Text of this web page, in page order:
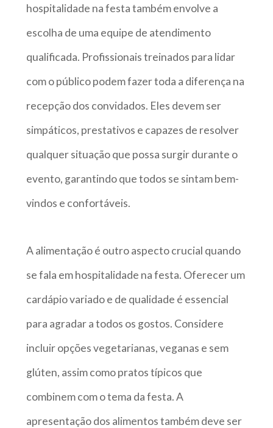
hospitalidade na festa também envolve a
escolha de uma equipe de atendimento
qualificada. Profissionais treinados para lidar
com o público podem fazer toda a diferença na
recepção dos convidados. Eles devem ser
simpáticos, prestativos e capazes de resolver
qualquer situação que possa surgir durante o
evento, garantindo que todos se sintam bem-
vindos e confortáveis.
A alimentação é outro aspecto crucial quando
se fala em hospitalidade na festa. Oferecer um
cardápio variado e de qualidade é essencial
para agradar a todos os gostos. Considere
incluir opções vegetarianas, veganas e sem
glúten, assim como pratos típicos que
combinem com o tema da festa. A
apresentação dos alimentos também deve ser